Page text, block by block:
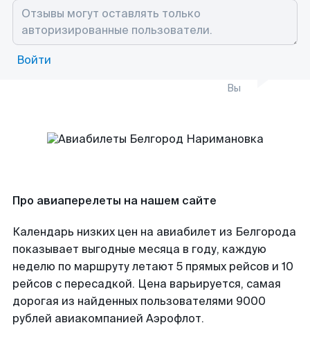
Войти
Вы
Про авиаперелеты на нашем сайте
Календарь низких цен на авиабилет из Белгорода
показывает выгодные месяца в году, каждую
неделю по маршруту летают 5 прямых рейсов и 10
рейсов с пересадкой. Цена варьируется, самая
дорогая из найденных пользователями 9000
рублей авиакомпанией Аэрофлот.